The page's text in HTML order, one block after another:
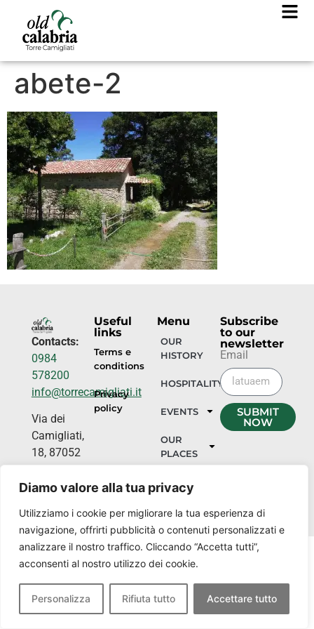
Diamo valore alla tua privacy
Utilizziamo i cookie per migliorare la tua esperienza di
navigazione, offrirti pubblicità o contenuti personalizzati e
analizzare il nostro traffico. Cliccando “Accetta tutti”,
acconsenti al nostro utilizzo dei cookie.
Personalizza Rifiuta tutto Accettare tutto
abete-2
Contacts:
0984
578200
info@torrecamigliati.it
Via dei
Camigliati,
18, 87052
Silano CS
Useful
links
Terms e
conditions
Privacy
policy
Menu
OUR
HISTORY
HOSPITALITY
EVENTS
OUR
PLACES
Subscribe
to our
newsletter
Email
SUBMIT
NOW